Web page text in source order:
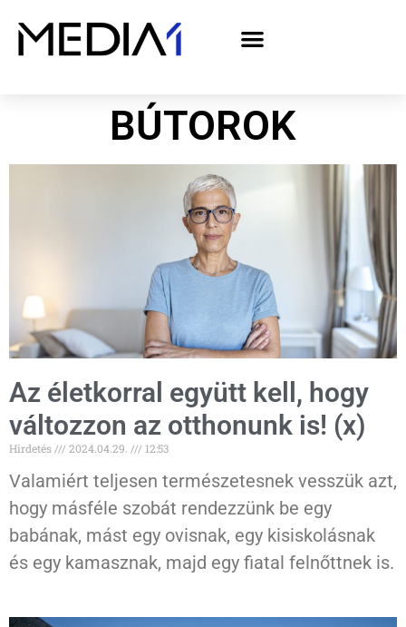
BÚTOROK
Az életkorral együtt kell, hogy
változzon az otthonunk is! (x)
Hirdetés 2024.04.29. 12:53
Valamiért teljesen természetesnek vesszük azt,
hogy másféle szobát rendezzünk be egy
babának, mást egy ovisnak, egy kisiskolásnak
és egy kamasznak, majd egy fiatal felnőttnek is.